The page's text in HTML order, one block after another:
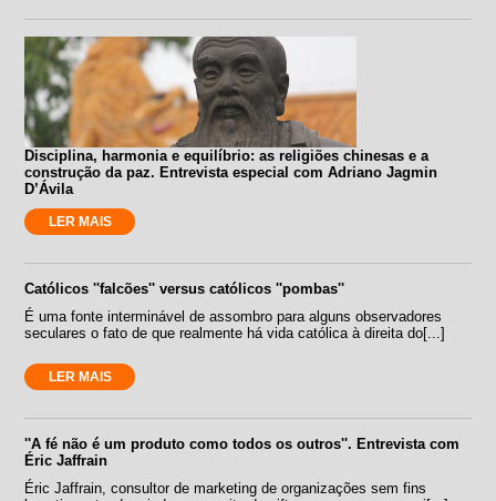
Disciplina, harmonia e equilíbrio: as religiões chinesas e a
construção da paz. Entrevista especial com Adriano Jagmin
D’Ávila
LER MAIS
Católicos ''falcões'' versus católicos ''pombas''
É uma fonte interminável de assombro para alguns observadores
seculares o fato de que realmente há vida católica à direita do[...]
LER MAIS
''A fé não é um produto como todos os outros''. Entrevista com
Éric Jaffrain
Éric Jaffrain, consultor de marketing de organizações sem fins